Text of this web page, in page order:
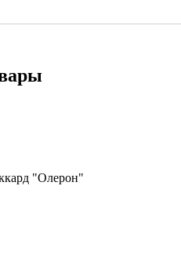
"Олерон"